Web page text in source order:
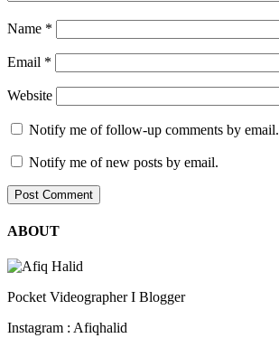
Name *
Email *
Website
Notify me of follow-up comments by email.
Notify me of new posts by email.
ABOUT
Pocket Videographer I Blogger
Instagram : Afiqhalid